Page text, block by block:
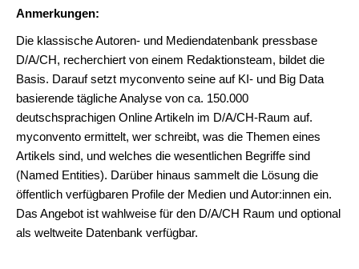
Anmerkungen:
Die klassische Autoren- und Mediendatenbank pressbase
D/A/CH, recherchiert von einem Redaktionsteam, bildet die
Basis. Darauf setzt myconvento seine auf KI- und Big Data
basierende tägliche Analyse von ca. 150.000
deutschsprachigen Online Artikeln im D/A/CH-Raum auf.
myconvento ermittelt, wer schreibt, was die Themen eines
Artikels sind, und welches die wesentlichen Begriffe sind
(Named Entities). Darüber hinaus sammelt die Lösung die
öffentlich verfügbaren Profile der Medien und Autor:innen ein.
Das Angebot ist wahlweise für den D/A/CH Raum und optional
als weltweite Datenbank verfügbar.